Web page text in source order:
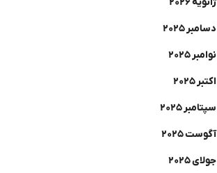
دسامبر ۲۰۲۵
نوامبر ۲۰۲۵
اکتبر ۲۰۲۵
سپتامبر ۲۰۲۵
آگوست ۲۰۲۵
جولای ۲۰۲۵